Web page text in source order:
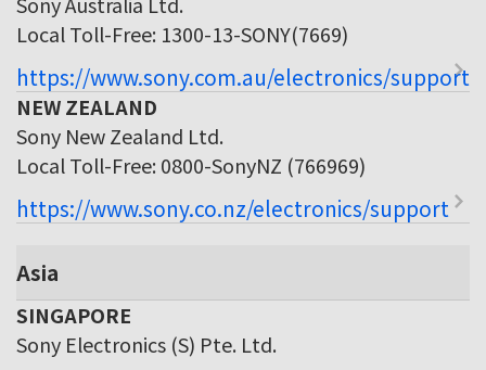
Local Toll-Free: 1300-13-SONY(7669)
https://www.sony.com.au/electronics/support
NEW ZEALAND
Sony New Zealand Ltd.
Local Toll-Free: 0800-SonyNZ (766969)
https://www.sony.co.nz/electronics/support
Asia
SINGAPORE
Sony Electronics (S) Pte. Ltd.